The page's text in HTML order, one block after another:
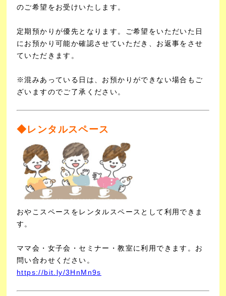
のご希望をお受けいたします。
定期預かりが優先となります。ご希望をいただいた日
にお預かり可能か確認させていただき、お返事をさせ
ていただきます。
※混みあっている日は、お預かりができない場合もご
ざいますのでご了承ください。
◆レンタルスペース
おやこスペースをレンタルスペースとして利用できま
す。
ママ会・女子会・セミナー・教室に利用できます。 お
問い合わせください。
https://bit.ly/3HnMn9s